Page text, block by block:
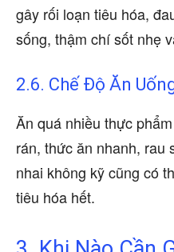
gây rối loạn tiêu hóa,
sống, thậm chí sốt nhẹ
2.6. Chế Độ Ăn
Ăn quá nhiều thực
rán, thức ăn nhanh, rau
nhai không kỹ cũng có
tiêu hóa hết.